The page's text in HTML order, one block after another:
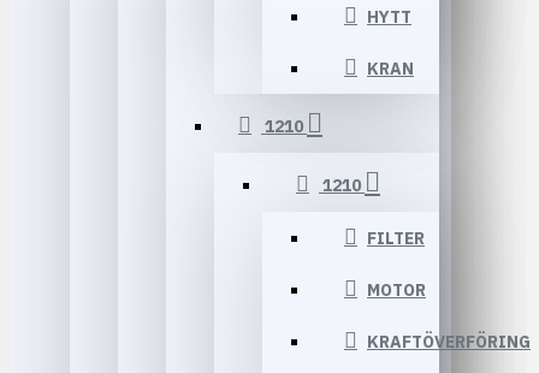
HYTT
KRAN
1210
1210
FILTER
MOTOR
KRAFTÖVERFÖRING